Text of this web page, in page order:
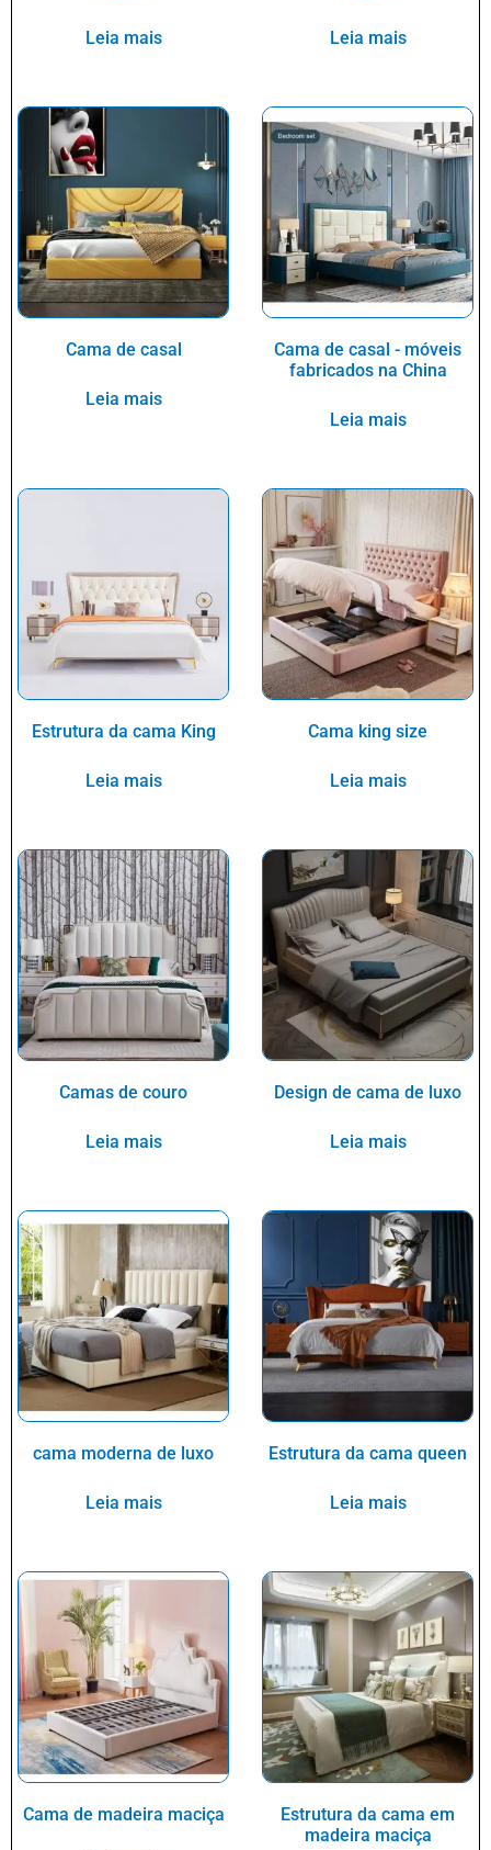
Leia mais Leia mais
Cama de casal
Leia mais
Cama de casal - móveis
fabricados na China
Leia mais
Estrutura da cama King
Leia mais
Cama king size
Leia mais
Camas de couro
Leia mais
Design de cama de luxo
Leia mais
cama moderna de luxo
Leia mais
Estrutura da cama queen
Leia mais
Cama de madeira maciça
Estrutura da cama em
madeira maciça